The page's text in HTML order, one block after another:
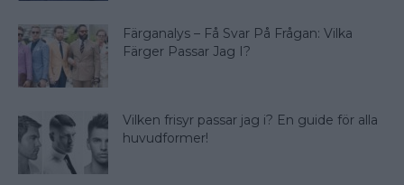
Färganalys – Få Svar På Frågan: Vilka
Färger Passar Jag I?
Vilken frisyr passar jag i? En guide för alla
huvudformer!